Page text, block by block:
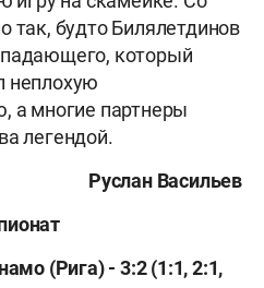
так, будто Билялетдинов
который
неплохую
а многие партнеры
легендой.
Руслан Васильев
(Рига)- 3:2 (1:1, 2:1,